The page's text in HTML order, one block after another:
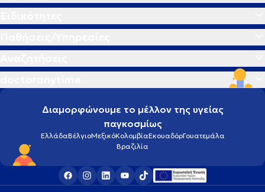
Διαμορφώνουμε το μέλλον της υγείας
παγκοσμίως
ΕλλάδαΒέλγιοΜεξικόΚολομβίαΕκουαδόρΓουατεμάλα
Βραζιλία